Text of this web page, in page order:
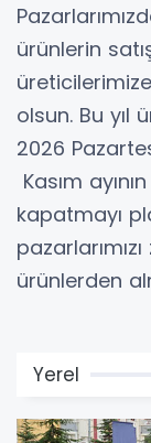
ürünlerin
olsun. Bu yıl
2026
Kasım
kapatmayı
ürünlerden
Yerel